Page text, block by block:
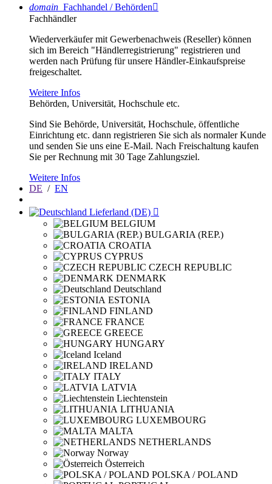
domain Fachhandel / Behörden
Fachhändler
Wiederverkäufer mit Gewerbenachweis (Reseller) können
sich im Bereich "Händlerregistrierung" registrieren und
werden nach Prüfung für unsere Händler-Einkaufspreise
freigeschaltet.
Weitere Infos
Behörden, Universität, Hochschule etc.
Sind Sie Behörde, Universität, Hochschule, öffentliche
Einrichtung etc. dann registrieren Sie sich als normaler Kunde
und senden Sie uns eine E-Mail. Nach Freischaltung kaufen
Sie per Rechnung mit 30 Tage Zahlungsziel.
Weitere Infos
DE / EN
Lieferland (DE) 
BELGIUM
BULGARIA (REP.)
CROATIA
CYPRUS
CZECH REPUBLIC
DENMARK
Deutschland
ESTONIA
FINLAND
FRANCE
GREECE
HUNGARY
Iceland
IRELAND
ITALY
LATVIA
Liechtenstein
LITHUANIA
LUXEMBOURG
MALTA
NETHERLANDS
Norway
Österreich
POLSKA / POLAND